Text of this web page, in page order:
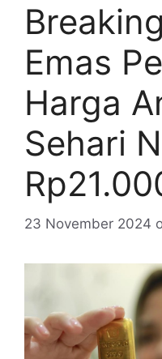
Emas
Harga
Sehari
23 November 2024